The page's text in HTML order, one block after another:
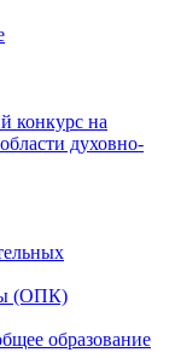
конкурс на
духовно-
(ОПК)
образование